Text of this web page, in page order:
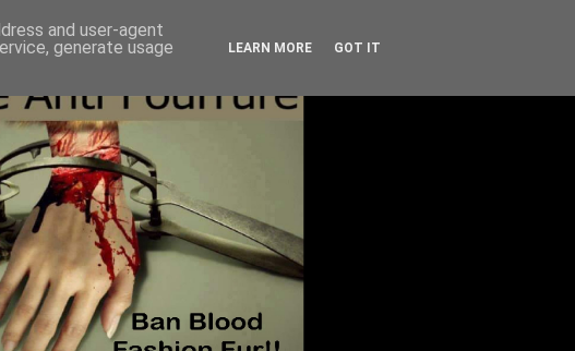
and user-agent
generate usage
LEARN MORE GOT IT